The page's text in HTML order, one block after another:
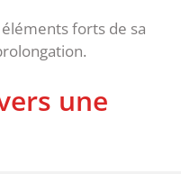
forts de sa
une